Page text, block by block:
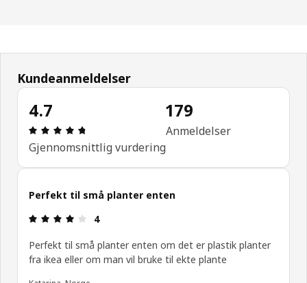
Kundeanmeldelser
4.7
Produktomtale: 4.7 ingen kundevurdering 5
Gjennomsnittlig vurdering
179
Anmeldelser
Perfekt til små planter enten
Produktomtale: 4 ingen kundevurdering 5
4
Perfekt til små planter enten om det er plastik planter
fra ikea eller om man vil bruke til ekte plante